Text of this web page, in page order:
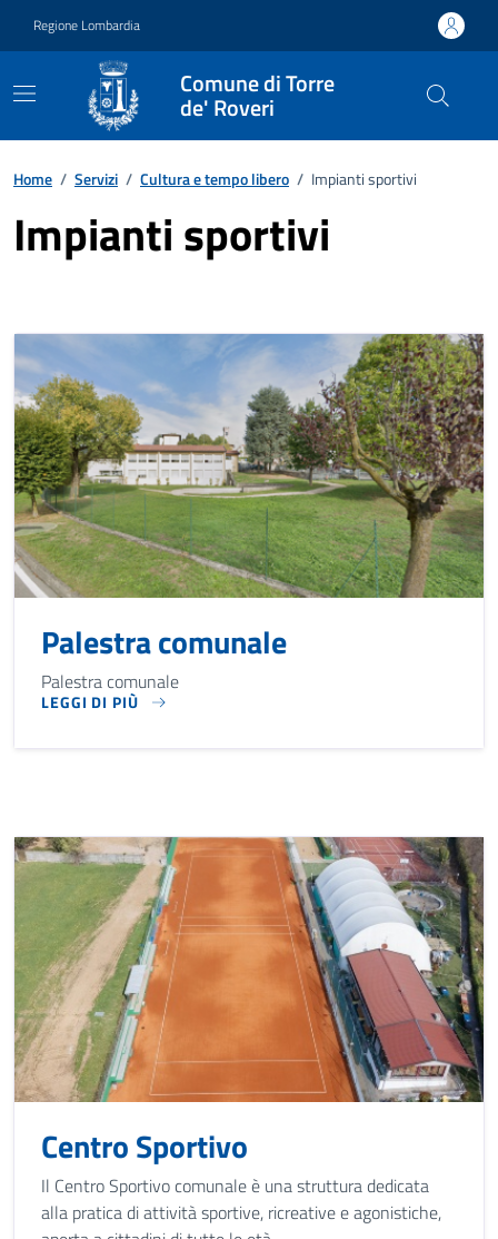
Regione Lombardia
Comune di Torre
de' Roveri
Home / Servizi / Cultura e tempo libero / Impianti sportivi
Impianti sportivi
Palestra comunale
Palestra comunale
LEGGI DI PIÙ
PALESTRA COMUNALE
Centro Sportivo
Il Centro Sportivo comunale è una struttura dedicata
alla pratica di attività sportive, ricreative e agonistiche,